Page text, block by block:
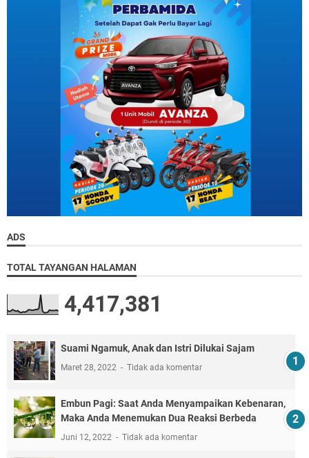
ADS
TOTAL TAYANGAN HALAMAN
4,417,381
Suami Ngamuk, Anak dan Istri Dilukai Sajam
Maret 28, 2022 Tidak ada komentar
Embun Pagi: Saat Anda Menyampaikan Kebenaran,
Maka Anda Menemukan Dua Reaksi Berbeda
Juni 12, 2022 Tidak ada komentar